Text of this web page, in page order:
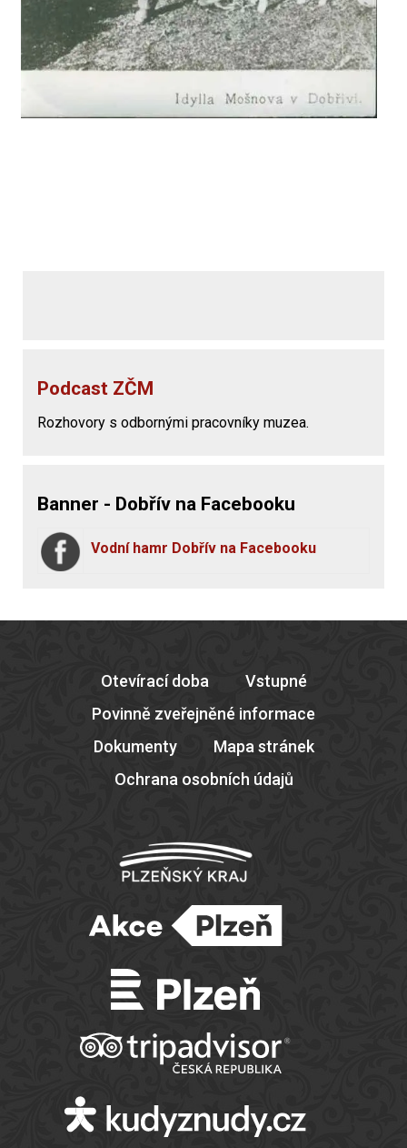
Podcast ZČM
Rozhovory s odbornými pracovníky muzea.
Banner - Dobřív na Facebooku
Vodní hamr Dobřív na Facebooku
Otevírací doba
Vstupné
Povinně zveřejněné informace
Dokumenty
Mapa stránek
Ochrana osobních údajů